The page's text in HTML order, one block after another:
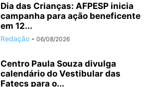
Dia das Crianças: AFPESP inicia
campanha para ação beneficente
em 12...
Redação - 06/08/2026
Centro Paula Souza divulga
calendário do Vestibular das
Fatecs para o...